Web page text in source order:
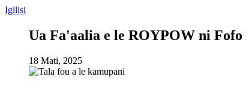
Igilisi
Ua Fa'aalia e le ROYPOW ni
18 Mati, 2025